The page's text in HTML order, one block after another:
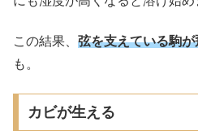
この結果、 弦を支えている駒
も。
カビが生える